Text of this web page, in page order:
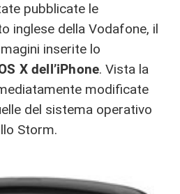
pubblicate le
inglese della Vodafone, il
inserite lo
X dell’iPhone. Vista la
modificate
del sistema operativo
Storm.